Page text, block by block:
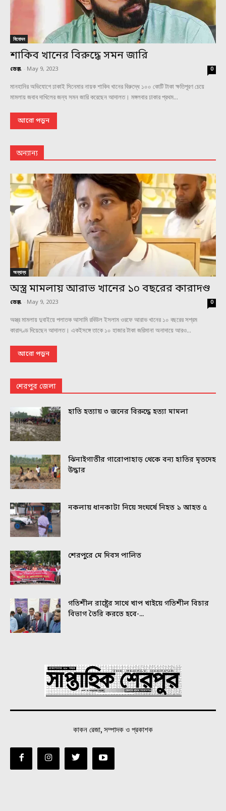
বিনোদন
শাকিব খানের বিরুদ্ধে সমন জারি
ডেস্ক - May 9, 2023 0
মানহানির অভিযোগে ঢাকাই সিনেমার নায়ক শাকিব খানের বিরুদ্ধে ১০০ কোটি টাকা ক্ষতিপূরণ চেয়ে
মামলায় জবাব দাখিলের জন্য সমন জারি করেছেন আদালত। মঙ্গলবার ঢাকার প্রথম...
আরো পড়ুন
অন্যান্য
অন্যান্য
অস্ত্র মামলায় আরাভ খানের ১০ বছরের কারাদণ্ড
ডেস্ক - May 9, 2023 0
অস্ত্র মামলায় দুবাইয়ে পলাতক আসামি রবিউল ইসলাম ওরফে আরাভ খানের ১০ বছরের সশ্রম
কারাদণ্ড দিয়েছেন আদালত। একইসঙ্গে তাকে ১০ হাজার টাকা জরিমানা অনাদায়ে আরও...
আরো পড়ুন
শেরপুর জেলা
হাতি হত্যায় ৩ জনের বিরুদ্ধে হত্যা মামলা
ঝিনাইগাতীর গারোপাহাড় থেকে বন্য হাতির মৃতদেহ
উদ্ধার
নকলায় ধানকাটা নিয়ে সংঘর্ষে নিহত ১ আহত ৫
শেরপুরে মে দিবস পালিত
গতিশীল রাষ্ট্রের সাথে খাপ খাইয়ে গতিশীল বিচার
বিভাগ তৈরি করতে হবে-...
কাকন রেজা, সম্পাদক ও প্রকাশক